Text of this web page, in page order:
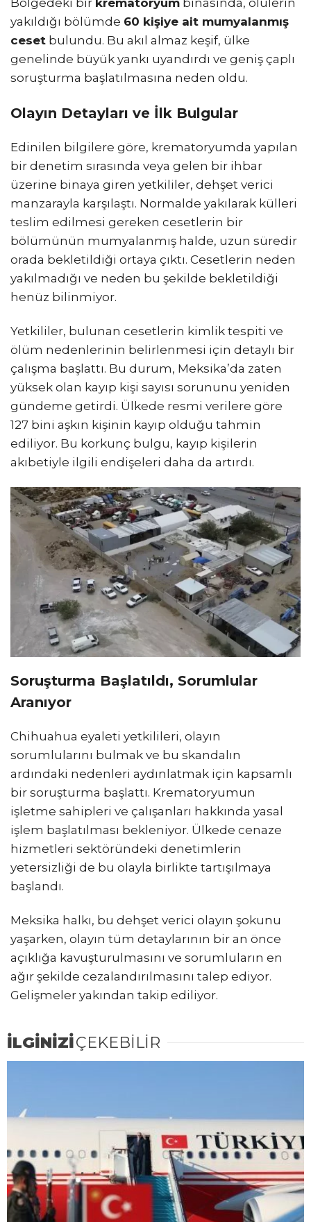
yakıldığı bölümde 60 kişiye ait mumyalanmış
ceset bulundu. Bu akıl almaz keşif, ülke
genelinde büyük yankı uyandırdı ve geniş çaplı
soruşturma başlatılmasına neden oldu.
Olayın Detayları ve İlk Bulgular
Edinilen bilgilere göre, krematoryumda yapılan
bir denetim sırasında veya gelen bir ihbar
üzerine binaya giren yetkililer, dehşet verici
manzarayla karşılaştı. Normalde yakılarak külleri
teslim edilmesi gereken cesetlerin bir
bölümünün mumyalanmış halde, uzun süredir
orada bekletildiği ortaya çıktı. Cesetlerin neden
yakılmadığı ve neden bu şekilde bekletildiği
henüz bilinmiyor.
Yetkililer, bulunan cesetlerin kimlik tespiti ve
ölüm nedenlerinin belirlenmesi için detaylı bir
çalışma başlattı. Bu durum, Meksika’da zaten
yüksek olan kayıp kişi sayısı sorununu yeniden
gündeme getirdi. Ülkede resmi verilere göre
127 bini aşkın kişinin kayıp olduğu tahmin
ediliyor. Bu korkunç bulgu, kayıp kişilerin
akıbetiyle ilgili endişeleri daha da artırdı.
Soruşturma Başlatıldı, Sorumlular
Aranıyor
Chihuahua eyaleti yetkilileri, olayın
sorumlularını bulmak ve bu skandalın
ardındaki nedenleri aydınlatmak için kapsamlı
bir soruşturma başlattı. Krematoryumun
işletme sahipleri ve çalışanları hakkında yasal
işlem başlatılması bekleniyor. Ülkede cenaze
hizmetleri sektöründeki denetimlerin
yetersizliği de bu olayla birlikte tartışılmaya
başlandı.
Meksika halkı, bu dehşet verici olayın şokunu
yaşarken, olayın tüm detaylarının bir an önce
açıklığa kavuşturulmasını ve sorumluların en
ağır şekilde cezalandırılmasını talep ediyor.
Gelişmeler yakından takip ediliyor.
İLGİNİZİÇEKEBİLİR